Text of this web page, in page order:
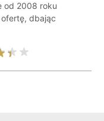
od 2008 roku
dbając